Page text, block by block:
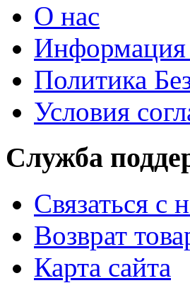
О нас
Информация
Политика
Условия
Служба
Связаться с
Возврат
Карта сайта